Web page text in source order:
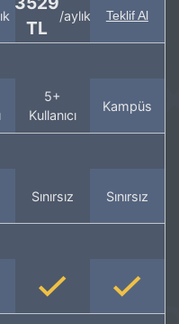
TL
/aylık Teklif Al
5+
Kullanıcı
Kampüs
Sınırsız Sınırsız